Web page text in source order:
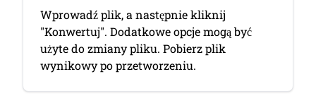
Wprowadź plik, a następnie kliknij
"Konwertuj". Dodatkowe opcje mogą być
użyte do zmiany pliku. Pobierz plik
wynikowy po przetworzeniu.